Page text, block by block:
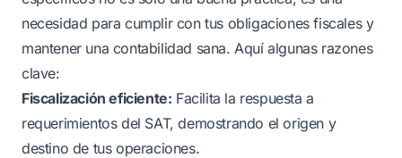
necesidad para cumplir con tus obligaciones fiscales y
mantener una contabilidad sana. Aquí algunas razones
clave:
Fiscalización eficiente: Facilita la respuesta a
requerimientos del SAT, demostrando el origen y
destino de tus operaciones.